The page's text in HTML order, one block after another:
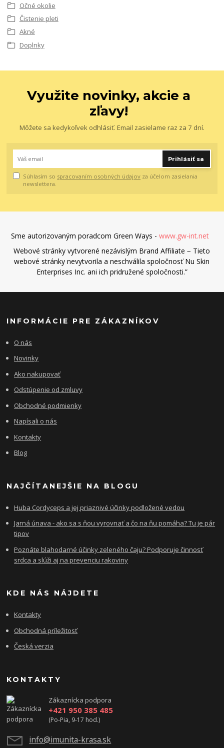
Očné okolie
Čistenie pleti
Akné
Doplnky
Využite novinky, akcie a
zľavy!
Môžete sa kedykoľvek odhlásiť. Email zasielame raz za 7 dní.
Prihlásiť sa
Súhlasím so spracovaním osobných údajov za účelom zasielania
newslettera.
Sme autorizovaným poradcom Green Ways - www.gw-int.net
Webové stránky vytvorené nezávislým Brand Affiliate − Tieto
webové stránky nevytvorila a neschválila spoločnosť Nu Skin
Enterprises Inc. ani ich pridružené spoločnosti.”
INFORMÁCIE PRE ZÁKAZNÍKOV
O nás
Novinky
Ako nakupovať
Odstúpenie od zmluvy
Obchodné podmienky
Napísali o nás
Kontakty
Blog
NAJČÍTANEJŠIE NA BLOGU
Huba Cordyceps a jej priaznivé účinky podložené vedou
Jarná únava - ako sa s ňou vyrovnať a čo na ňu pomáha? Tu je pár
tipov
Poznáte blahodarné účinky zeleného čaju? Podporuje činnosť
srdca a slúži aj na prevenciu rakoviny
KDE NÁS NÁJDETE
Kontakty
Obchodná príležitosť
Česká verzia
KONTAKTY
Zákaznícka podpora
+421 950 385 485
(Po-Pia, 9-17 hod.)
info@imunita-krasa.sk